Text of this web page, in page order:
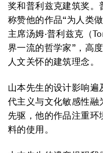
奖和普利兹克建筑奖。
称赞他的作品“为人类
主席汤姆·普利兹克（
界一流的哲学家”，高
人文关怀的建筑理念。
山本先生的设计影响遍
代主义与文化敏感性融
先驱，他的作品注重环
料的使用。